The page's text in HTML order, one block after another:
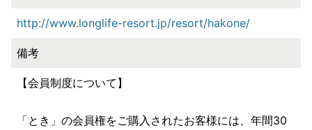
http://www.longlife-resort.jp/resort/hakone/
備考
【会員制度について】
「とき」の会員権をご購入されたお客様には、年間30